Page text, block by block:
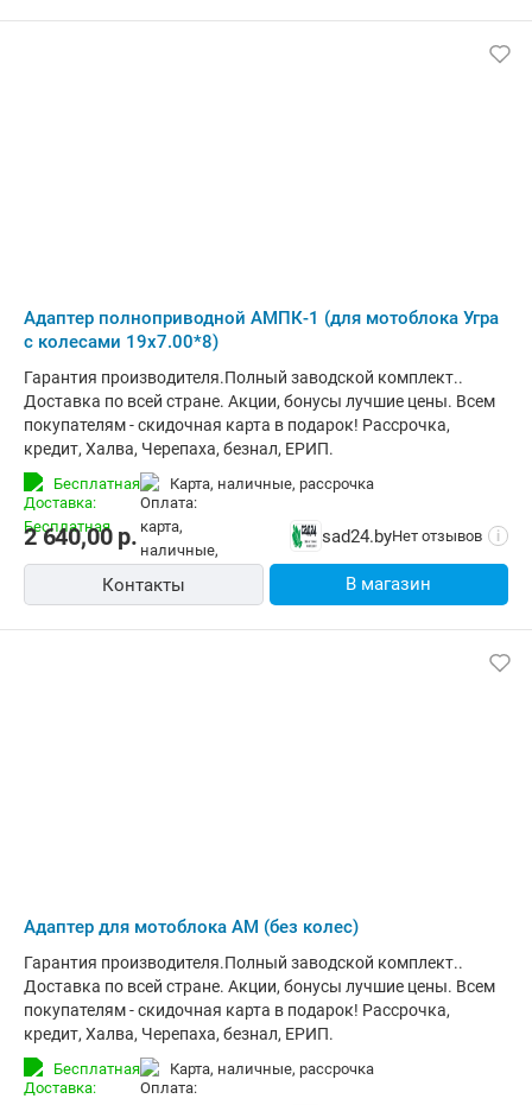
Адаптер полноприводной АМПК-1 (для мотоблока Угра
с колесами 19х7.00*8)
Гарантия производителя.Полный заводской комплект..
Доставка по всей стране. Акции, бонусы лучшие цены. Всем
покупателям - скидочная карта в подарок! Рассрочка,
кредит, Халва, Черепаха, безнал, ЕРИП.
Бесплатная карта, наличные, рассрочка
2 640,00р. sad24.byНет отзывов i
Контакты В магазин
Адаптер для мотоблока АМ (без колес)
Гарантия производителя.Полный заводской комплект..
Доставка по всей стране. Акции, бонусы лучшие цены. Всем
покупателям - скидочная карта в подарок! Рассрочка,
кредит, Халва, Черепаха, безнал, ЕРИП.
Бесплатная карта, наличные, рассрочка